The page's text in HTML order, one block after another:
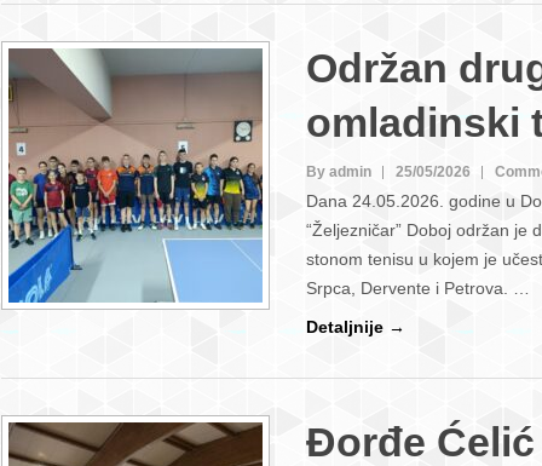
Održan
omladinski
By admin 25/05/2026
Dana 24.05.2026. godine u
“Željezničar” Doboj održan je
stonom tenisu u kojem je
Srpca, Dervente i Petrova. …
Detaljnije →
Đorđe